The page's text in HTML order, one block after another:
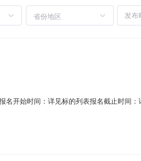
省份地区
开始时间：详见标的列表报名截止时间
、转让标的仅部分房产有《房屋所有权证